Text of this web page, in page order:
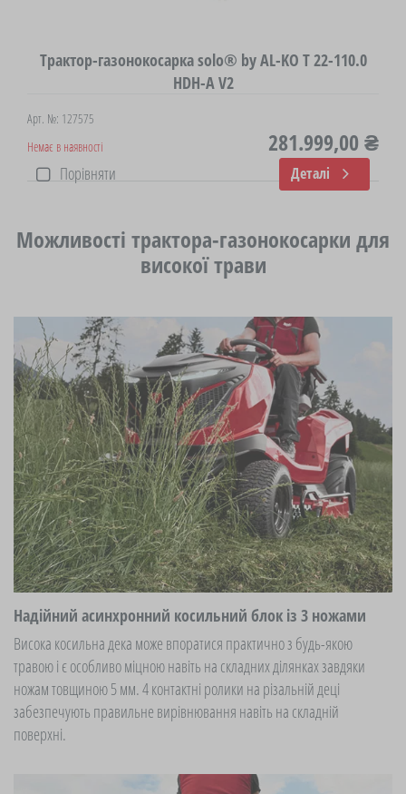
Трактор-газонокосарка solo® by AL-KO T 22-110.0
HDH-A V2
Арт. №: 127575
Немає в наявності
281.999,00 ₴
Порівняти Деталі
Можливості трактора-газонокосарки для
високої трави
Надійний асинхронний косильний блок із 3 ножами
Висока косильна дека може впоратися практично з будь-якою
травою і є особливо міцною навіть на складних ділянках завдяки
ножам товщиною 5 мм. 4 контактні ролики на різальній деці
забезпечують правильне вирівнювання навіть на складній
поверхні.